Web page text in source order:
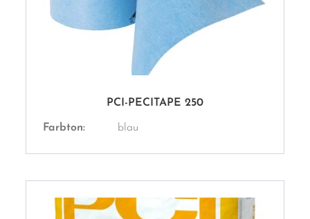
PCI-PECITAPE 250
Farbton: blau